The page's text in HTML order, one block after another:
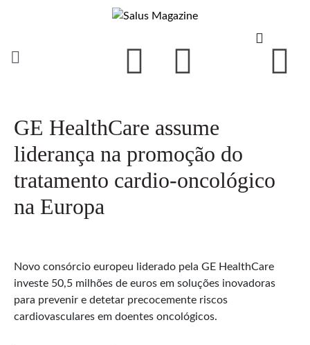
GE HealthCare assume
liderança na promoção do
tratamento cardio-oncológico
na Europa
Novo consórcio europeu liderado pela GE HealthCare
investe 50,5 milhões de euros em soluções inovadoras
para prevenir e detetar precocemente riscos
cardiovasculares em doentes oncológicos.